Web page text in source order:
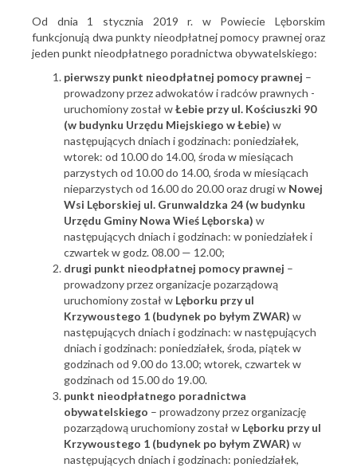
Od dnia 1 stycznia 2019 r. w Powiecie Lęborskim
funkcjonują dwa punkty nieodpłatnej pomocy prawnej oraz
jeden punkt nieodpłatnego poradnictwa obywatelskiego:
pierwszy punkt nieodpłatnej pomocy prawnej –
prowadzony przez adwokatów i radców prawnych -
uruchomiony został wŁebie przy ul. Kościuszki 90
(w budynku Urzędu Miejskiego w Łebie) w
następujących dniach i godzinach: poniedziałek,
wtorek: od 10.00 do 14.00, środa w miesiącach
parzystych od 10.00 do 14.00, środa w miesiącach
nieparzystych od 16.00 do 20.00 oraz drugi w Nowej
Wsi Lęborskiej ul. Grunwaldzka 24 (w budynku
Urzędu Gminy Nowa Wieś Lęborska) w
następujących dniach i godzinach: w poniedziałek i
czwartek w godz. 08.00 — 12.00;
drugi punkt nieodpłatnej pomocy prawnej –
prowadzony przez organizacje pozarządową
uruchomiony został w Lęborku przy ul
Krzywoustego 1 (budynek po byłym ZWAR) w
następujących dniach i godzinach: w następujących
dniach i godzinach: poniedziałek, środa, piątek w
godzinach od 9.00 do 13.00; wtorek, czwartek w
godzinach od 15.00 do 19.00.
punkt nieodpłatnego poradnictwa
obywatelskiego – prowadzony przez organizację
pozarządową uruchomiony został w Lęborku przy ul
Krzywoustego 1 (budynek po byłym ZWAR) w
następujących dniach i godzinach: poniedziałek,